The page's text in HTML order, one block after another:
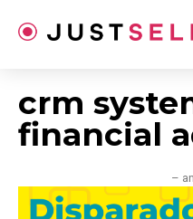
para
crm
financial
–